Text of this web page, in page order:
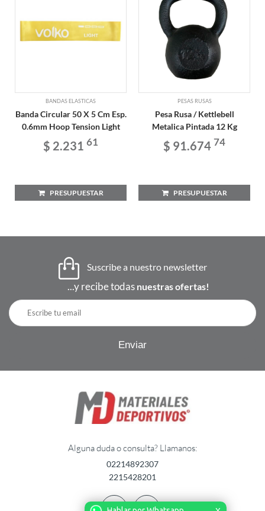
BANDAS ELASTICAS
Banda Circular 50 X 5 Cm Esp.
0.6mm Hoop Tension Light
$ 2.231 61
PRESUPUESTAR
PESAS RUSAS
Pesa Rusa / Kettlebell
Metalica Pintada 12 Kg
$ 91.674 74
PRESUPUESTAR
Suscribe a nuestro newsletter
...y recibe todas nuestras ofertas!
Alguna duda o consulta? Llamanos:
02214892307
2215428201